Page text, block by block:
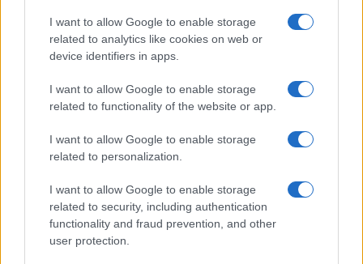
I want to allow Google to enable storage
related to analytics like cookies on web or
device identifiers in apps.
I want to allow Google to enable storage
related to functionality of the website or app.
I want to allow Google to enable storage
related to personalization.
I want to allow Google to enable storage
related to security, including authentication
functionality and fraud prevention, and other
user protection.
Giovannimaria Cabras
Invia un Comunicato Stampa|Pubblicità|